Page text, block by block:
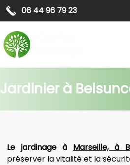
06 44 96 79 23
Jardinier à
Le jardinage à Marseille, à
préserver la vitalité et la